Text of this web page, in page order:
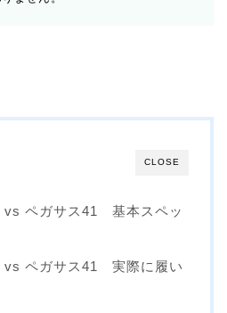
CLOSE
vs ペガサス41 基本スペッ
vs ペガサス41 実際に履い